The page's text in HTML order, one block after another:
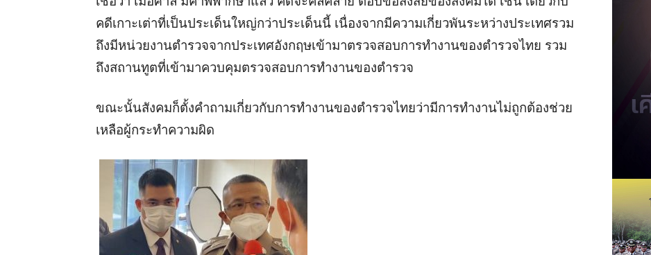
คดีเกาะเต่าที่เป็นประเด็นใหญ่กว่าประเด็นนี้ เนื่องจากมีความเกี่ยวพันระหว่างประเทศรวม
ถึงมีหน่วยงานตำรวจจากประเทศอังกฤษเข้ามาตรวจสอบการทำงานของตำรวจไทย รวม
ถึงสถานทูตที่เข้ามาควบคุมตรวจสอบการทำงานของตำรวจ
ขณะนั้นสังคมก็ตั้งคำถามเกี่ยวกับการทำงานของตำรวจไทยว่ามีการทำงานไม่ถูกต้องช่วย
เหลือผู้กระทำความผิด